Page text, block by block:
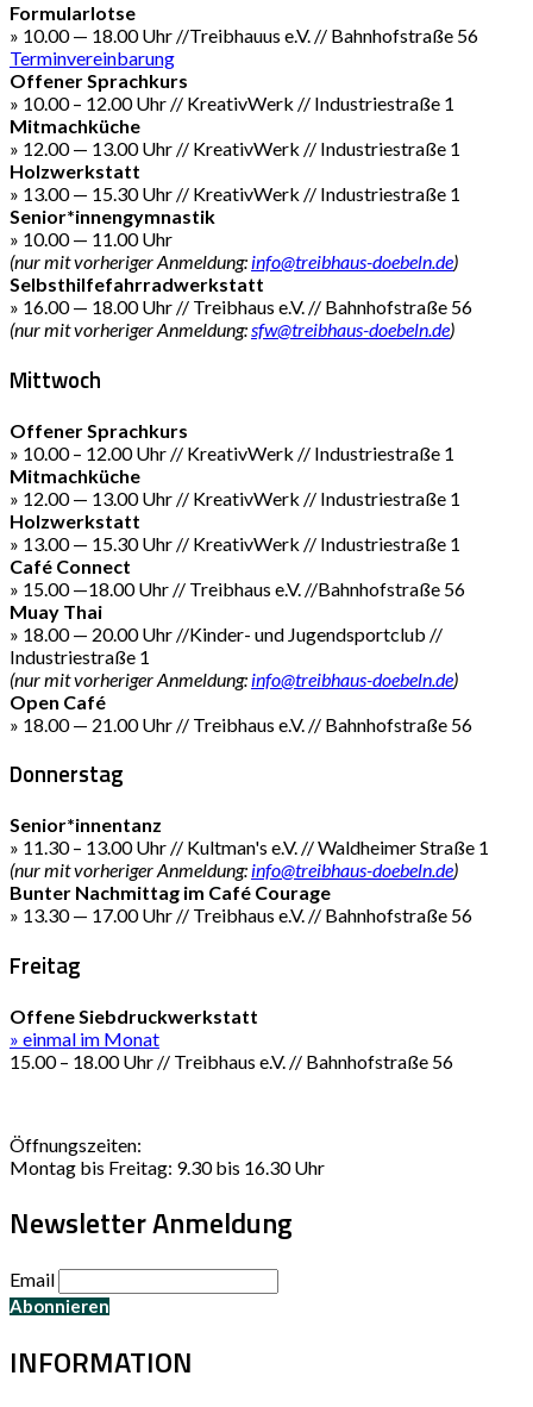
Formularlotse
» 10.00 — 18.00 Uhr //Treibhauus e.V. // Bahnhofstraße 56
Terminvereinbarung
Offener Sprachkurs
» 10.00 – 12.00 Uhr // KreativWerk // Industriestraße 1
Mitmachküche
» 12.00 — 13.00 Uhr // KreativWerk // Industriestraße 1
Holzwerkstatt
» 13.00 — 15.30 Uhr // KreativWerk // Industriestraße 1
Senior*innengymnastik
» 10.00 — 11.00 Uhr
(nur mit vorheriger Anmeldung: info@treibhaus-doebeln.de)
Selbsthilfefahrradwerkstatt
» 16.00 — 18.00 Uhr // Treibhaus e.V. // Bahnhofstraße 56
(nur mit vorheriger Anmeldung:sfw@treibhaus-doebeln.de)
Mittwoch
Offener Sprachkurs
» 10.00 – 12.00 Uhr // KreativWerk // Industriestraße 1
Mitmachküche
» 12.00 — 13.00 Uhr // KreativWerk // Industriestraße 1
Holzwerkstatt
» 13.00 — 15.30 Uhr // KreativWerk // Industriestraße 1
Café Connect
» 15.00 —18.00 Uhr // Treibhaus e.V. //Bahnhofstraße 56
Muay Thai
» 18.00 — 20.00 Uhr //Kinder- und Jugendsportclub //
Industriestraße 1
(nur mit vorheriger Anmeldung: info@treibhaus-doebeln.de)
Open Café
» 18.00 — 21.00 Uhr // Treibhaus e.V. // Bahnhofstraße 56
Donnerstag
Senior*innentanz
» 11.30 – 13.00 Uhr // Kultman's e.V. // Waldheimer Straße 1
(nur mit vorheriger Anmeldung: info@treibhaus-doebeln.de)
Bunter Nachmittag im Café Courage
» 13.30 — 17.00 Uhr // Treibhaus e.V. // Bahnhofstraße 56
Freitag
Offene Siebdruckwerkstatt
» einmal im Monat
15.00 – 18.00 Uhr // Treibhaus e.V. // Bahnhofstraße 56
Öffnungszeiten:
Montag bis Freitag: 9.30 bis 16.30 Uhr
Newsletter Anmeldung
Email
INFORMATION